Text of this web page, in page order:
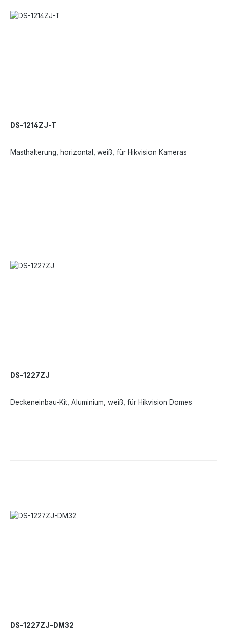
DS-1214ZJ-T
Masthalterung, horizontal, weiß, für Hikvision Kameras
DS-1227ZJ
Deckeneinbau-Kit, Aluminium, weiß, für Hikvision Domes
DS-1227ZJ-DM32